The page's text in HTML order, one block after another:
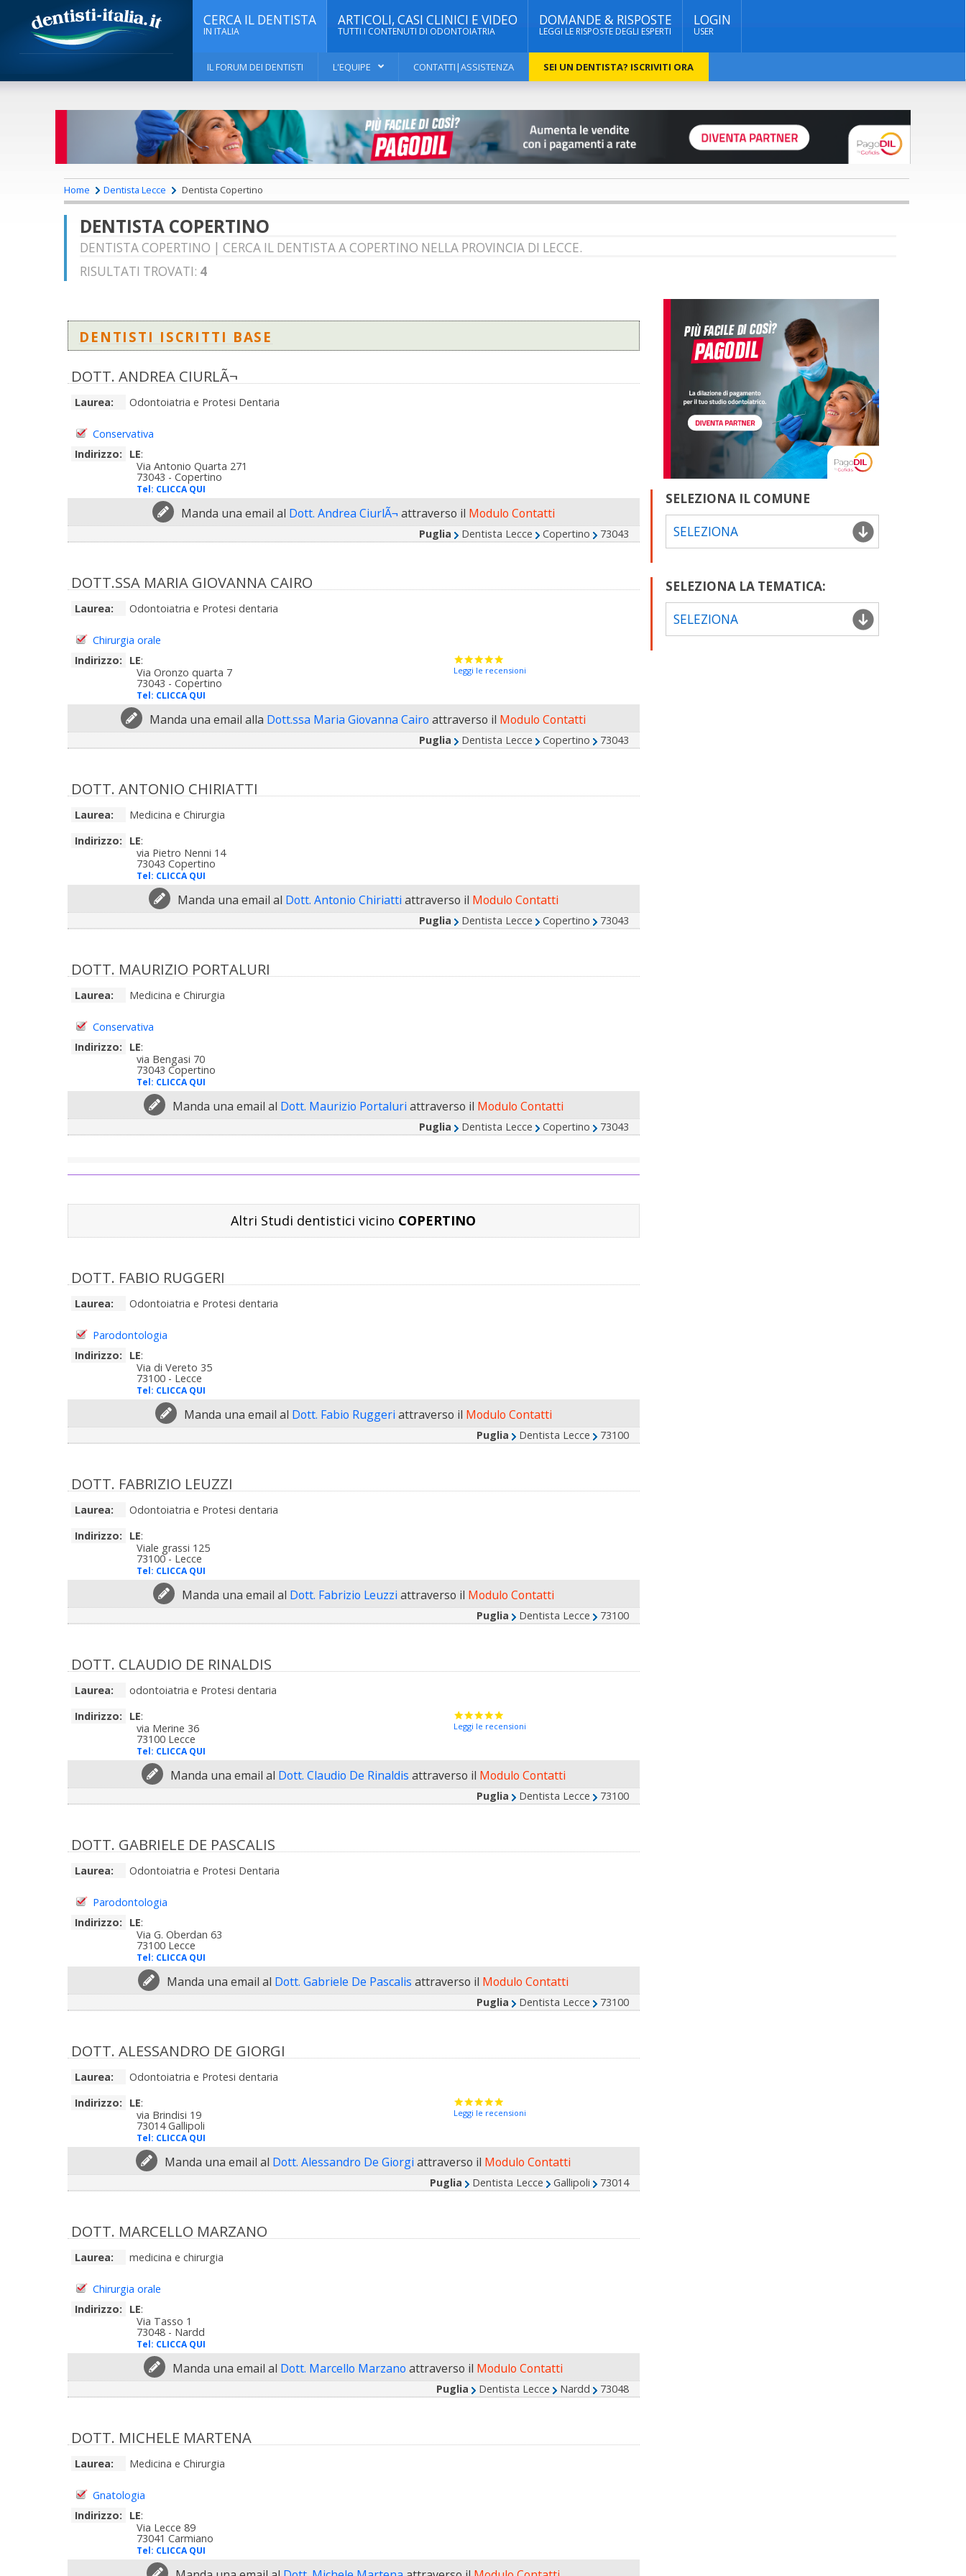
CERCA IL DENTISTA
IN ITALIA
ARTICOLI, CASI CLINICI E VIDEO
TUTTI I CONTENUTI DI ODONTOIATRIA
DOMANDE & RISPOSTE
LEGGI LE RISPOSTE DEGLI ESPERTI
LOGIN
USER
IL FORUM DEI DENTISTI L'EQUIPE CONTATTI|ASSISTENZA SEI UN DENTISTA? ISCRIVITI ORA
Home Dentista Lecce Dentista Copertino
DENTISTA COPERTINO
DENTISTA COPERTINO | CERCA IL DENTISTA A COPERTINO NELLA PROVINCIA DI LECCE.
RISULTATI TROVATI: 4
DENTISTI ISCRITTI BASE
DOTT. ANDREA CIURLÃ¬
Laurea: Odontoiatria e Protesi Dentaria
Conservativa
Indirizzo:
LE:
Via Antonio Quarta 271
73043 - Copertino
Tel: CLICCA QUI
Manda una email al Dott. Andrea CiurlÃ¬ attraverso il Modulo Contatti
Puglia Dentista Lecce Copertino 73043
DOTT.SSA MARIA GIOVANNA CAIRO
Laurea: Odontoiatria e Protesi dentaria
Chirurgia orale
Indirizzo:
LE:
Via Oronzo quarta 7
73043 - Copertino
Tel: CLICCA QUI
Leggi le recensioni
Manda una email alla Dott.ssa Maria Giovanna Cairo attraverso il Modulo Contatti
Puglia Dentista Lecce Copertino 73043
DOTT. ANTONIO CHIRIATTI
Laurea:
Medicina e Chirurgia
Indirizzo:
LE:
via Pietro Nenni 14
73043 Copertino
Tel: CLICCA QUI
Manda una email al Dott. Antonio Chiriatti attraverso il Modulo Contatti
Puglia Dentista Lecce Copertino 73043
DOTT. MAURIZIO PORTALURI
Laurea: Medicina e Chirurgia
Conservativa
Indirizzo:
LE:
via Bengasi 70
73043 Copertino
Tel: CLICCA QUI
Manda una email al Dott. Maurizio Portaluri attraverso il Modulo Contatti
Puglia Dentista Lecce Copertino 73043
Altri Studi dentistici vicino COPERTINO
DOTT. FABIO RUGGERI
Laurea: Odontoiatria e Protesi dentaria
Parodontologia
Indirizzo:
LE:
Via di Vereto 35
73100 - Lecce
Tel: CLICCA QUI
Manda una email al Dott. Fabio Ruggeri attraverso il Modulo Contatti
Puglia Dentista Lecce 73100
DOTT. FABRIZIO LEUZZI
Laurea:
Odontoiatria e Protesi dentaria
Indirizzo:
LE:
Viale grassi 125
73100 - Lecce
Tel: CLICCA QUI
Manda una email al Dott. Fabrizio Leuzzi attraverso il Modulo Contatti
Puglia Dentista Lecce 73100
DOTT. CLAUDIO DE RINALDIS
Laurea:
odontoiatria e Protesi dentaria
Indirizzo:
LE:
via Merine 36
73100 Lecce
Tel: CLICCA QUI
Leggi le recensioni
Manda una email al Dott. Claudio De Rinaldis attraverso il Modulo Contatti
Puglia Dentista Lecce 73100
DOTT. GABRIELE DE PASCALIS
Laurea: Odontoiatria e Protesi Dentaria
Parodontologia
Indirizzo:
LE:
Via G. Oberdan 63
73100 Lecce
Tel: CLICCA QUI
Manda una email al Dott. Gabriele De Pascalis attraverso il Modulo Contatti
Puglia Dentista Lecce 73100
DOTT. ALESSANDRO DE GIORGI
Laurea:
Odontoiatria e Protesi dentaria
Indirizzo:
LE:
via Brindisi 19
73014 Gallipoli
Tel: CLICCA QUI
Leggi le recensioni
Manda una email al Dott. Alessandro De Giorgi attraverso il Modulo Contatti
Puglia Dentista Lecce Gallipoli 73014
DOTT. MARCELLO MARZANO
Laurea: medicina e chirurgia
Chirurgia orale
Indirizzo:
LE:
Via Tasso 1
73048 - Nardd
Tel: CLICCA QUI
Manda una email al Dott. Marcello Marzano attraverso il Modulo Contatti
Puglia Dentista Lecce Nardd 73048
DOTT. MICHELE MARTENA
Laurea: Medicina e Chirurgia
Gnatologia
Indirizzo:
LE:
Via Lecce 89
73041 Carmiano
Tel: CLICCA QUI
SELEZIONA IL COMUNE
SELEZIONA
SELEZIONA LA TEMATICA:
SELEZIONA